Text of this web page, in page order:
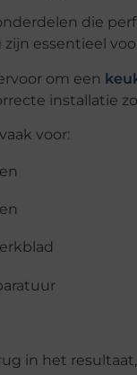
die
essentieel
om een
installatie
voor:
in het